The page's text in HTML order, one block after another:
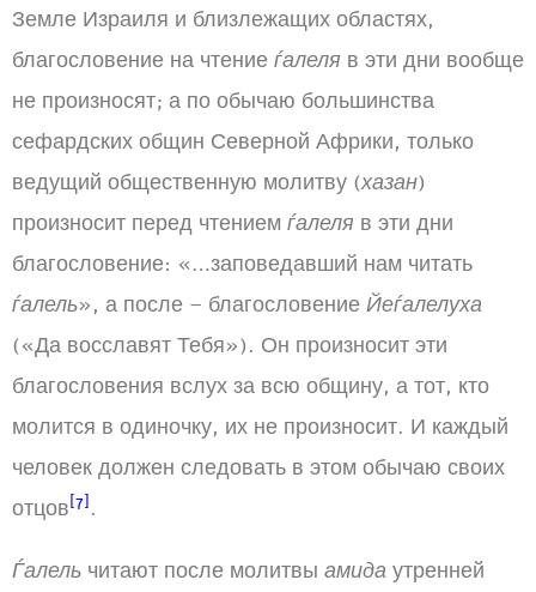
Земле Израиля и близлежащих областях,
благословение на чтение ѓалеля в эти дни вообще
не произносят; а по обычаю большинства
сефардских общин Северной Африки, только
ведущий общественную молитву (хазан)
произносит перед чтением ѓалеля в эти дни
благословение: «…заповедавший нам читать
ѓалель», а после – благословение Йеѓалелуха
(«Да восславят Тебя»). Он произносит эти
благословения вслух за всю общину, а тот, кто
молится в одиночку, их не произносит. И каждый
человек должен следовать в этом обычаю своих
отцов[7] .
Ѓалель читают после молитвы амида утренней